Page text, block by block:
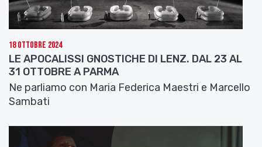
18 Ottobre 2024
LE APOCALISSI GNOSTICHE DI LENZ. DAL 23 AL
31 OTTOBRE A PARMA
Ne parliamo con Maria Federica Maestri e Marcello
Sambati